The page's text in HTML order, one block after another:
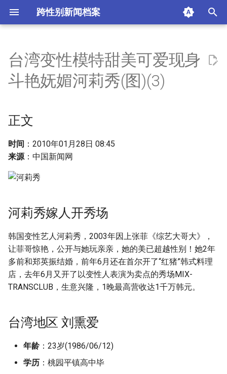
跨性别新闻档案
a
l
i
z
n
g
s
e
a
c
正文
台湾地区 刘熏爱
日本 春菜爱
摘要与附加信息
附加信息 [Processed Page
Metadata]
台湾变性模特甜美可爱现身
斗艳妩媚河莉秀(图)(3)
正文
时间 ：2010年01月28日 08:45
来源：中国新闻网
河莉秀嫁人开秀场
韩国变性艺人河莉秀，2003年因上张菲《综艺大哥大》，
让菲哥惊艳，公开与她玩亲亲，她的美已超越性别！她2年
多前和郑英振结婚，前年6月还在首尔开了“红猪”韩式料理
店，去年6月又开了以变性人表演为卖点的秀场MIX-
TRANSCLUB，生意兴隆，1晚最高营收达1千万韩元。
台湾地区 刘熏爱
年龄：23岁(1986/06/12)
学历 ：桃园平镇高中毕